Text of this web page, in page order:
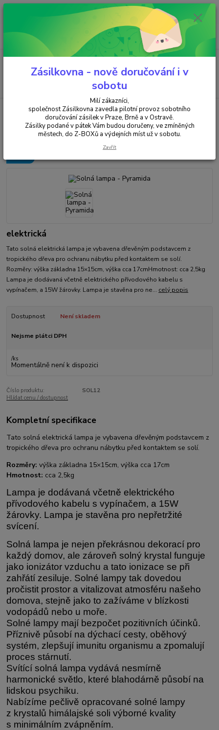
Minimální hodnota objednávky je 200 kč. Při nákupu nad 2000,- Kč je
požadována platba předem na účet.
Menu
+420 737 737 037
(Po-Pá, 9-18 hod.)
za
SVÍČKY & SVÍCNY & SOLNÉ LAMPY SOLNÉ LAMPY
Solná
lampa - Pyramida
Solná lampa - Pyramida
elektrická
Tato solná elektrická lampa je vybavena dřevěným podstavcem z
tropického dřeva pro ochranu nábytku před kontaktem se solí.
Rozměry: výška základna 15×15cm, výška cca 17cmHmotnost: cca 2,5kg
Lampa je dodávaná včetně elektrického přívodového kabelu s
vypínačem, a 15W žárovky. Lampa je stavěna pro ne... celý popis
Dostupnost Není skladem
Nejsme plátci DPH
/ks
Momentálně není k dispozici
Číslo produktu:
SOL12
Hlídat cenu / dostupnost
Kompletní specifikace
Tato solná elektrická lampa je vybavena dřevěným podstavcem z
tropického dřeva pro ochranu nábytku před kontaktem se solí.
Rozměry: výška základna 15×15cm, výška cca 17cm
Hmotnost: cca 2,5kg
Lampa je dodávaná včetně elektrického
přívodového kabelu s vypínačem, a 15W
žárovky. Lampa je stavěna pro nepřetržité
svícení.
Solná lampa je nejen překrásnou dekorací pro
každý domov, ale zároveň solný krystal funguje
jako ionizátor vzduchu a tato ionizace se při
zahřátí zesiluje. Solné lampy tak dovedou
pročistit prostor a vitalizovat atmosféru našeho
domova, stejně jako to zažíváme v blízkosti
vodopádů nebo u moře.
Solné lampy mají bezpočet pozitivních účinků.
Příznivě působí na dýchací cesty, oběhový
systém, zlepšují imunitu organismu a zpomalují
proces stárnutí.
Svítící solná lampa vydává nesmírně
harmonické světlo, které blahodárně působí na
lidskou psychiku.
Nabízíme pečlivě opracované solné lampy
z krystalů himálajské soli výborné kvality
s minimálním zvápněním.
Zásilkovna - nově doručování i v
sobotu
Milí zákazníci,
společnost Zásilkovna zavedla pilotní provoz sobotního
doručování zásilek v Praze, Brně a v Ostravě.
Zásilky podané v pátek Vám budou doručeny, ve zmíněných
městech, do Z-BOXů a výdejních míst už v sobotu.
Zavřít